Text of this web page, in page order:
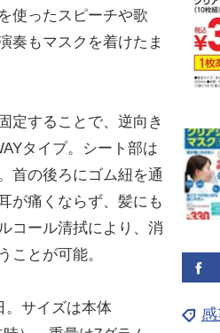
使ったスピーチや歌
奏もマスクを着けたま
定することで、逆向き
タイプ。シート部は
首の後ろにゴム紐を通
が痛くならず、髪にも
コール清拭により、消
ことが可能。
サイズは本体